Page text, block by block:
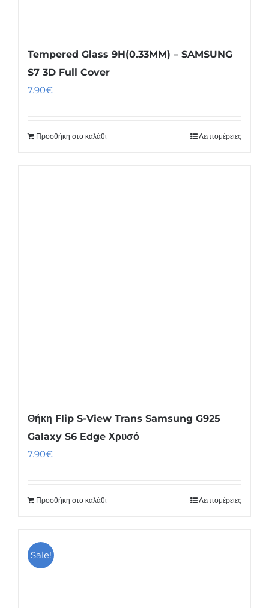
Tempered Glass 9H(0.33MM) – SAMSUNG
S7 3D Full Cover
7.90€
Προσθήκη στο καλάθι Λεπτομέρειες
Θήκη Flip S-View Trans Samsung G925
Galaxy S6 Edge Χρυσό
7.90€
Προσθήκη στο καλάθι Λεπτομέρειες
Sale!